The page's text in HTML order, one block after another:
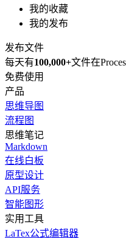
我的收藏
我的发布
发布文件
每天有100,000+文件在
免费使用
产品
思维导图
流程图
思维笔记
Markdown
在线白板
原型设计
API服务
智能图形
实用工具
LaTex公式编辑器